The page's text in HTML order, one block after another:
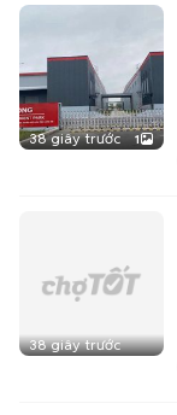
38 giây trước 1
38 giây trước